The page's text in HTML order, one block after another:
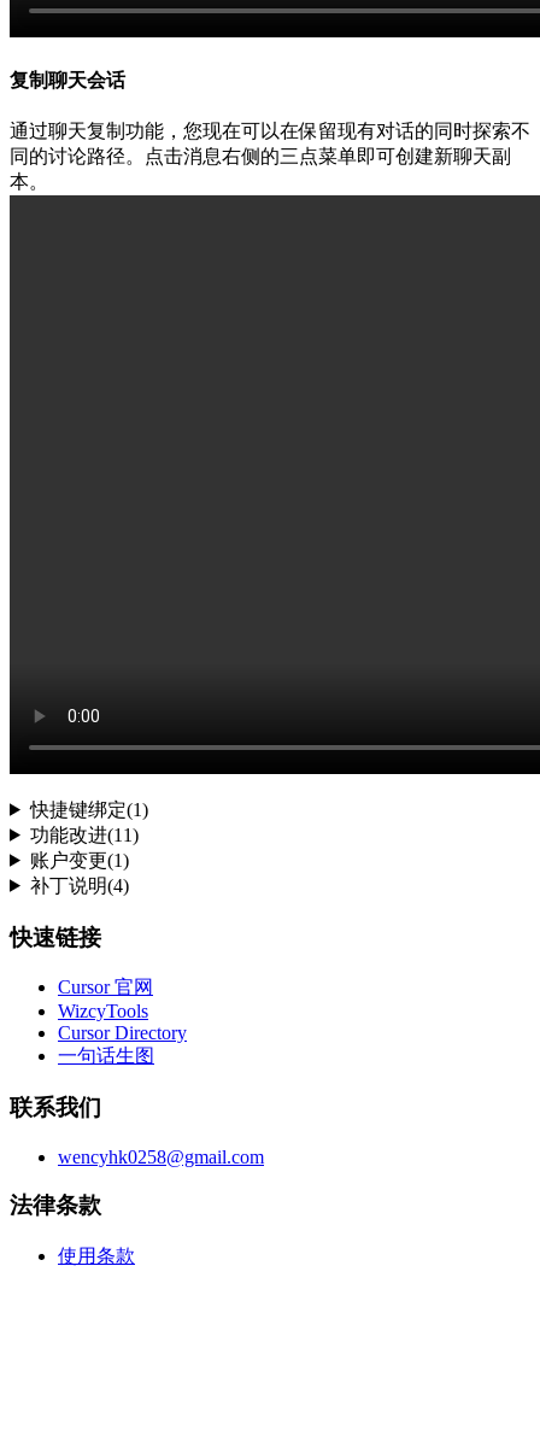
复制聊天会话
通过聊天复制功能，您现在可以在保留现有对话的同时探索不
同的讨论路径。点击消息右侧的三点菜单即可创建新聊天副
本。
快捷键绑定(1)
功能改进(11)
账户变更(1)
补丁说明(4)
快速链接
Cursor 官网
WizcyTools
Cursor Directory
一句话生图
联系我们
wencyhk0258@gmail.com
法律条款
使用条款